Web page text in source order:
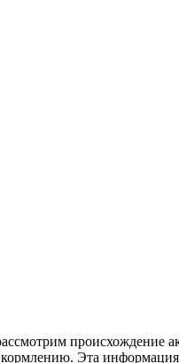
происхождение
Эта